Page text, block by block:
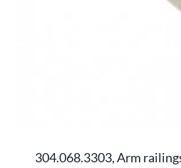
304.068.3303, Arm